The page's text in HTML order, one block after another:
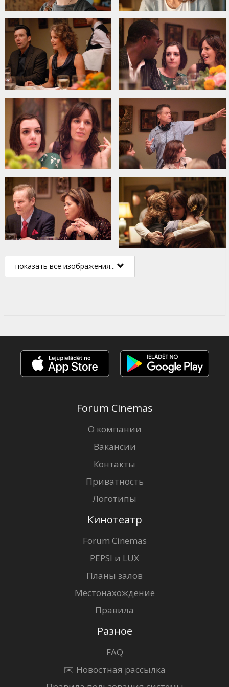
показать все изображения...
Forum Cinemas
О компании
Вакансии
Контакты
Приватность
Логотипы
Кинотеатр
Forum Cinemas
PEPSI и LUX
Планы залов
Местонахождение
Правила
Разное
FAQ
✉️ Новостная рассылка